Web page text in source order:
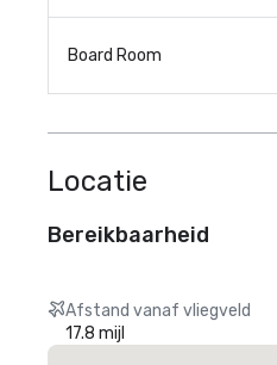
Board Room
Locatie
Bereikbaarheid
Afstand vanaf vliegveld
17.8 mijl